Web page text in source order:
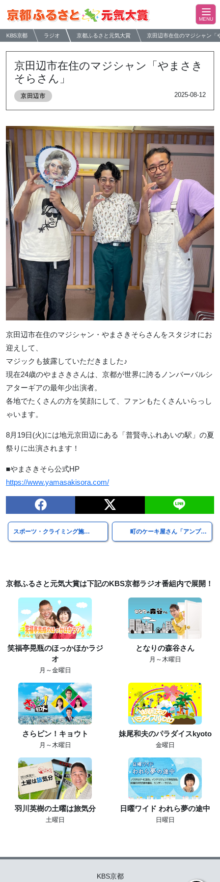
KBS京都 ラジオ 京都ふるさと元気大賞 京田辺市在住のマジシャン「
京田辺市在住のマジシャン「やまさき
そらさん」
京田辺市 2025-08-12
京田辺市在住のマジシャン・やまさきそらさんをスタジオにお
迎えして、
マジックも披露していただきました♪
現在24歳のやまさきさんは、京都が世界に誇るノンバーバルシ
アターギアの最年少出演者。
各地でたくさんの方を笑顔にして、ファンもたくさんいらっし
ゃいます。
8月19日(火)には地元京田辺にある「普賢寺ふれあいの駅」の夏
祭りに出演されます！
■やまさきそら公式HP
https://www.yamasakisora.com/
スポーツ・クライミング施… 町のケーキ屋さん「アンプ…
京都ふるさと元気大賞は下記のKBS京都ラジオ番組内で展開！
笑福亭晃瓶のほっかほかラジ
オ
月～金曜日
となりの森谷さん
月～木曜日
さらピン！キョウト
月～木曜日
妹尾和夫のパラダイスkyoto
金曜日
羽川英樹の土曜は旅気分
土曜日
日曜ワイド われら夢の途中
日曜日
KBS京都